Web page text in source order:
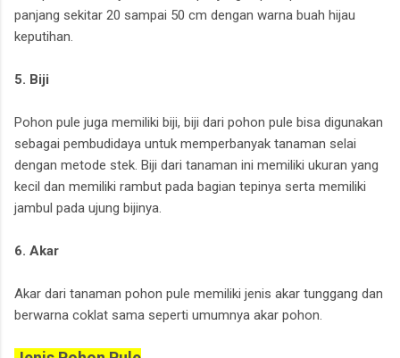
panjang sekitar 20 sampai 50 cm dengan warna buah hijau
keputihan.
5. Biji
Pohon pule juga memiliki biji, biji dari pohon pule bisa digunakan
sebagai pembudidaya untuk memperbanyak tanaman selai
dengan metode stek. Biji dari tanaman ini memiliki ukuran yang
kecil dan memiliki rambut pada bagian tepinya serta memiliki
jambul pada ujung bijinya.
6. Akar
Akar dari tanaman pohon pule memiliki jenis akar tunggang dan
berwarna coklat sama seperti umumnya akar pohon.